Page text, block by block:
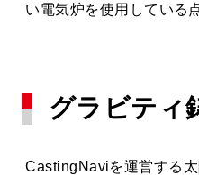
い電気炉を使用している
グラビティ
CastingNaviを運営する